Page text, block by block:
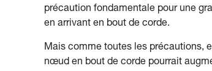
précaution fondamentale pour une
en arrivant en bout de corde.
Mais comme toutes les précautions,
nœud en bout de corde pourrait